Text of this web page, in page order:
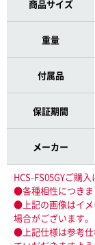
商品サイズ
重量
付属品
保証期間
メーカー
HCS-FS05GYご購
●各種相性につきま
●上記の画像はイメ
場合がございます。
●上記仕様は参考仕